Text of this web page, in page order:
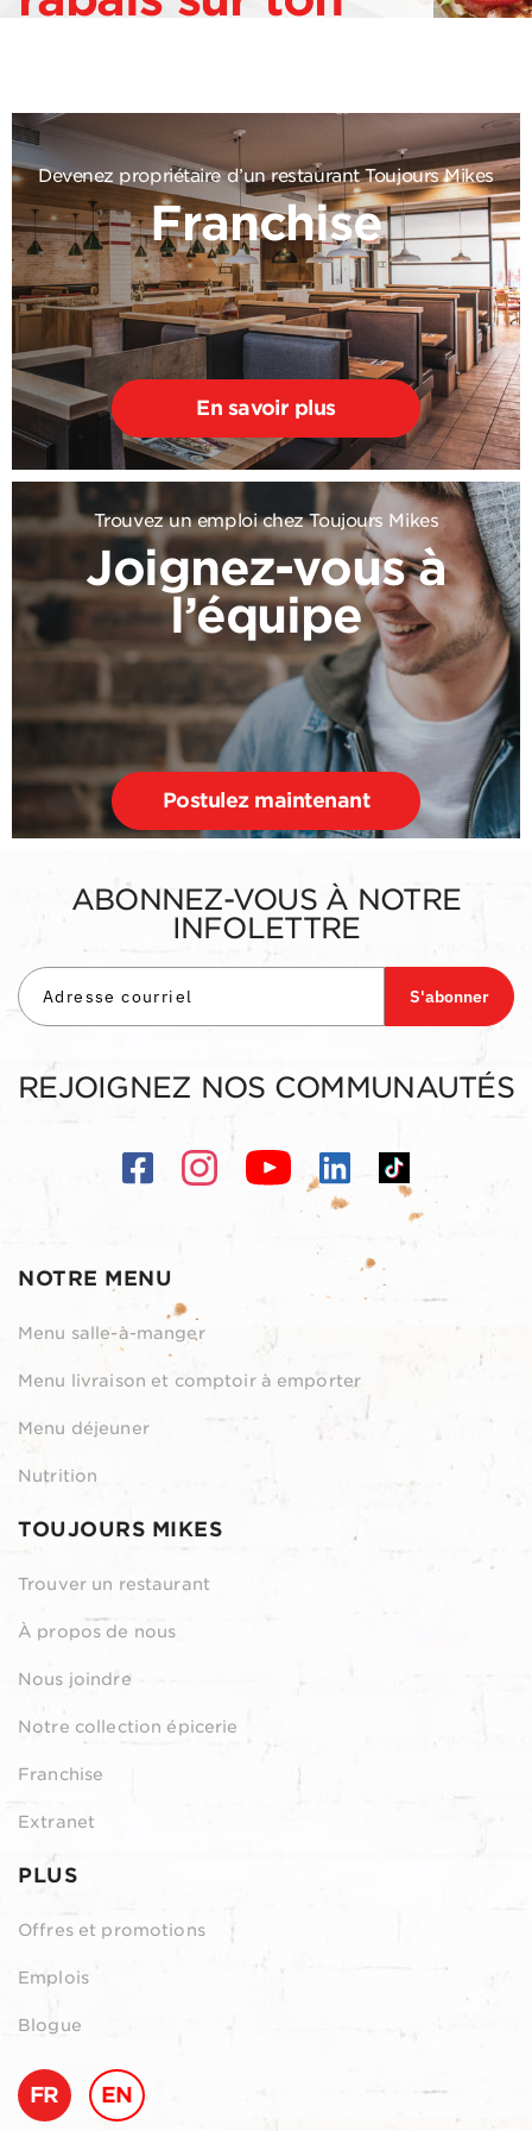
Devenez propriétaire d’un restaurant Toujours Mikes
Franchise
En savoir plus
Trouvez un emploi chez Toujours Mikes
Joignez-vous à
l’équipe
Postulez maintenant
NOTRE MENU
Menu salle-à-manger
Menu livraison et comptoir à emporter
Menu déjeuner
Nutrition
TOUJOURS MIKES
Trouver un restaurant
À propos de nous
Nous joindre
Notre collection épicerie
Franchise
Extranet
PLUS
Offres et promotions
Emplois
Blogue
FR EN
ABONNEZ-VOUS À NOTRE
INFOLETTRE
S'abonner
REJOIGNEZ NOS COMMUNAUTÉS